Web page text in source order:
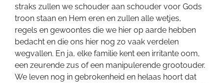
straks zullen we schouder aan schouder voor Gods
troon staan en Hem eren en zullen alle wetjes,
regels en gewoontes die we hier op aarde hebben
bedacht en die ons hier nog zo vaak verdelen
wegvallen. En ja, elke familie kent een irritante oom,
een zeurende zus of een manipulerende grootouder.
We leven nog in gebrokenheid en helaas hoort dat